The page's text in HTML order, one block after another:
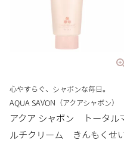
心やすらぐ、シャボンな毎日。
AQUA SAVON（アクアシャボン）
アクア シャボン トータル
ルチクリーム きんもくせ